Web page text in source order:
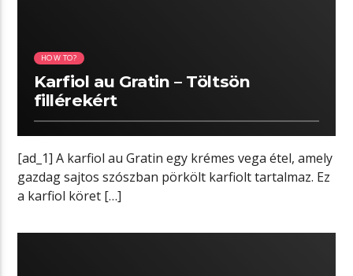
HOW TO?
Karfiol au Gratin – Töltsön
fillérekért
[ad_1] A karfiol au Gratin egy krémes vega étel, amely
gazdag sajtos szószban pörkölt karfiolt tartalmaz. Ez
a karfiol köret […]